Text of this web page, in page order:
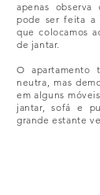
apenas observa
pode ser feita a
que colocamos
de jantar.
O apartamento
neutra, mas
em alguns
jantar, sofá e
grande estante